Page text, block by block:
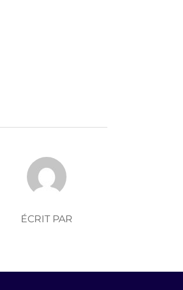
DE LA PUBLICATION
ÉCRIT PAR